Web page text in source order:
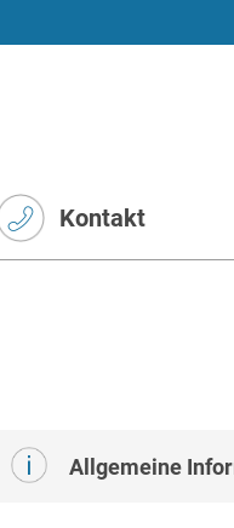
Kontakt
Allgemeine